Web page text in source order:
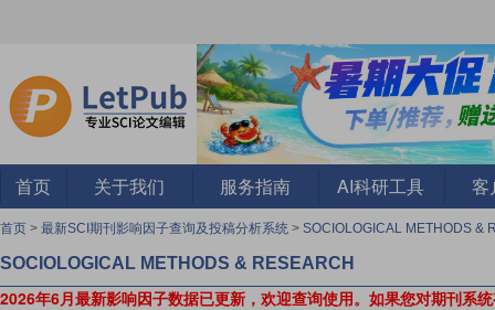
首页 关于我们 服务指南 AI科研工具 客
首页 > 最新SCI期刊影响因子查询及投稿分析系统 > SOCIOLOGICAL METHODS &
SOCIOLOGICAL METHODS & RESEARCH
2026年6月最新影响因子数据已更新，欢迎查询使用。 如果您对期刊系